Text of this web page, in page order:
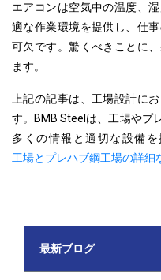
エアコンは空気中の温度、
適な作業環境を提供し、仕
可欠です。驚くべきことに
ます。
上記の記事は、工場設計に
す。BMB Steelは、工場やプ
多くの情報と適切な設備
工場とプレハブ鋼工場の詳細
最新ブログ